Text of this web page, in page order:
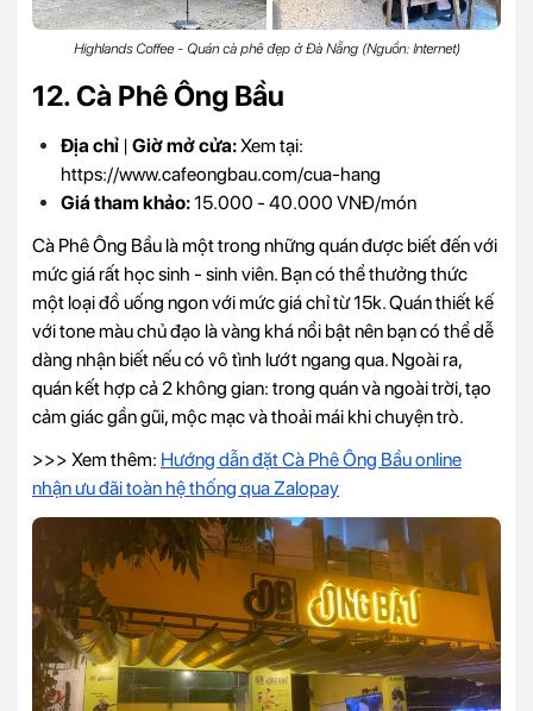
Highlands Coffee - Quán cà phê đẹp ở Đà Nẵng (Nguồn: Internet)
12. Cà Phê Ông Bầu
Địa chỉ | Giờ mở cửa:Xem tại:
https://www.cafeongbau.com/cua-hang
Giá tham khảo:15.000 - 40.000 VNĐ/món
Cà Phê Ông Bầu là một trong những quán được biết đến với
mức giá rất học sinh - sinh viên. Bạn có thể thưởng thức
một loại đồ uống ngon với mức giá chỉ từ 15k. Quán thiết kế
với tone màu chủ đạo là vàng khá nổi bật nên bạn có thể dễ
dàng nhận biết nếu có vô tình lướt ngang qua. Ngoài ra,
quán kết hợp cả 2 không gian: trong quán và ngoài trời, tạo
cảm giác gần gũi, mộc mạc và thoải mái khi chuyện trò.
>>> Xem thêm: Hướng dẫn đặt Cà Phê Ông Bầu online
nhận ưu đãi toàn hệ thống qua Zalopay